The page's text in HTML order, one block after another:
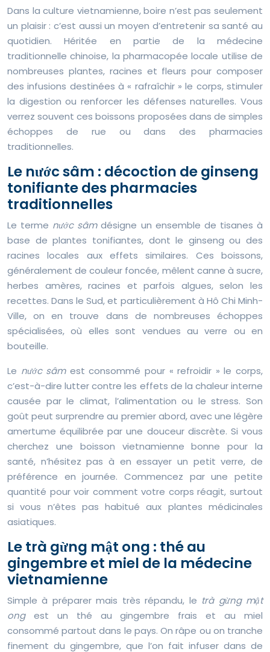
Dans la culture vietnamienne, boire n’est pas seulement
un plaisir : c’est aussi un moyen d’entretenir sa santé au
quotidien. Héritée en partie de la médecine
traditionnelle chinoise, la pharmacopée locale utilise de
nombreuses plantes, racines et fleurs pour composer
des infusions destinées à « rafraîchir » le corps, stimuler
la digestion ou renforcer les défenses naturelles. Vous
verrez souvent ces boissons proposées dans de simples
échoppes de rue ou dans des pharmacies
traditionnelles.
Le nước sâm : décoction de ginseng
tonifiante des pharmacies
traditionnelles
Le terme nước sâmdésigne un ensemble de tisanes à
base de plantes tonifiantes, dont le ginseng ou des
racines locales aux effets similaires. Ces boissons,
généralement de couleur foncée, mêlent canne à sucre,
herbes amères, racines et parfois algues, selon les
recettes. Dans le Sud, et particulièrement à Hô Chi Minh-
Ville, on en trouve dans de nombreuses échoppes
spécialisées, où elles sont vendues au verre ou en
bouteille.
Le nước sâmest consommé pour « refroidir » le corps,
c’est-à-dire lutter contre les effets de la chaleur interne
causée par le climat, l’alimentation ou le stress. Son
goût peut surprendre au premier abord, avec une légère
amertume équilibrée par une douceur discrète. Si vous
cherchez une boisson vietnamienne bonne pour la
santé, n’hésitez pas à en essayer un petit verre, de
préférence en journée. Commencez par une petite
quantité pour voir comment votre corps réagit, surtout
si vous n’êtes pas habitué aux plantes médicinales
asiatiques.
Le trà gừng mật ong : thé au
gingembre et miel de la médecine
vietnamienne
Simple à préparer mais très répandu, le trà gừng mật
ongest un thé au gingembre frais et au miel
consommé partout dans le pays. On râpe ou on tranche
finement du gingembre, que l’on fait infuser dans de